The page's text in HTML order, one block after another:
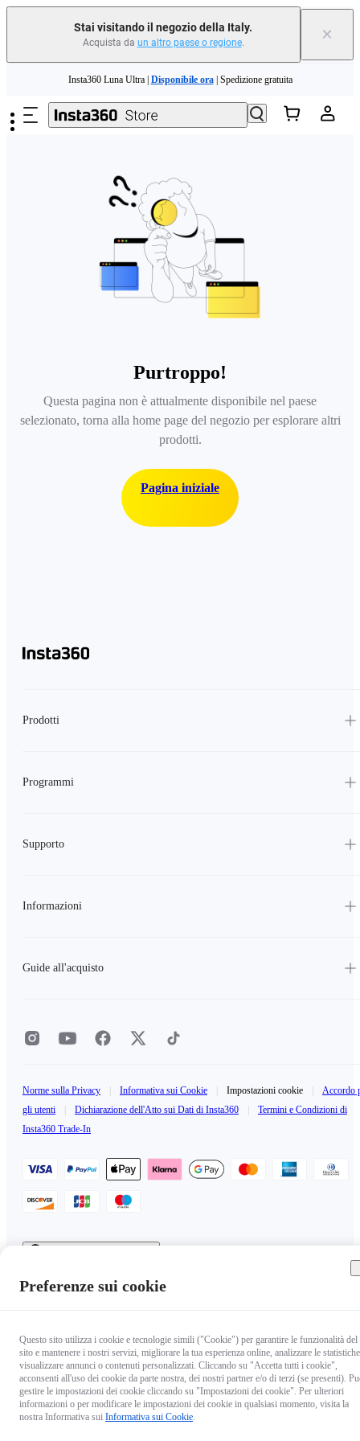
Stai visitando il negozio della Italy.
Acquista da un altro paese o regione. ×
Need shopping help? | Chat with our experts now!
Insta360 Luna Ultra | Disponibile ora| Spedizione gratuita
Purtroppo!
Questa pagina non è attualmente disponibile nel paese
selezionato, torna alla home page del negozio per esplorare altri
prodotti.
Pagina iniziale
Prodotti
Programmi
Supporto
Informazioni
Guide all'acquisto
Norme sulla Privacy Informativa sui Cookie Impostazioni cookie
Accordo
gli utenti
Dichiarazione dell'Atto sui Dati di Insta360
Termini e Condizioni di
Insta360 Trade-In
Preferenze sui cookie
Questo sito utilizza i cookie e tecnologie simili ("Cookie") per garantire le funzionalità del
sito e mantenere i nostri servizi, migliorare la tua esperienza online, analizzare le
visualizzare annunci o contenuti personalizzati. Cliccando su "Accetta tutti i cookie",
acconsenti all'uso dei cookie da parte nostra, dei nostri partner e/o di terzi (se presenti).
gestire le impostazioni dei cookie cliccando su "Impostazioni dei cookie". Per ulteriori
informazioni o per modificare le impostazioni dei cookie in qualsiasi momento, visita la
nostra Informativa sui Informativa sui Cookie.